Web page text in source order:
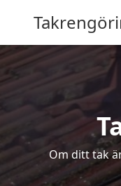
Om ditt tak